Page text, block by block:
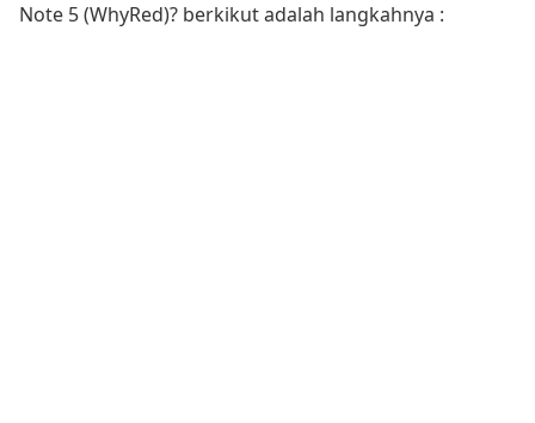
Note 5 (WhyRed)? berkikut adalah langkahnya :